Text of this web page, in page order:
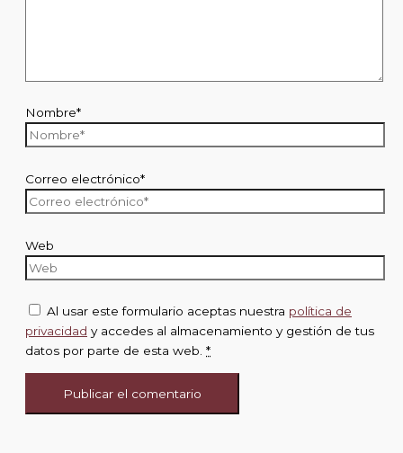
Nombre*
Correo electrónico*
Web
Al usar este formulario aceptas nuestra política de
privacidad y accedes al almacenamiento y gestión de tus
datos por parte de esta web. *